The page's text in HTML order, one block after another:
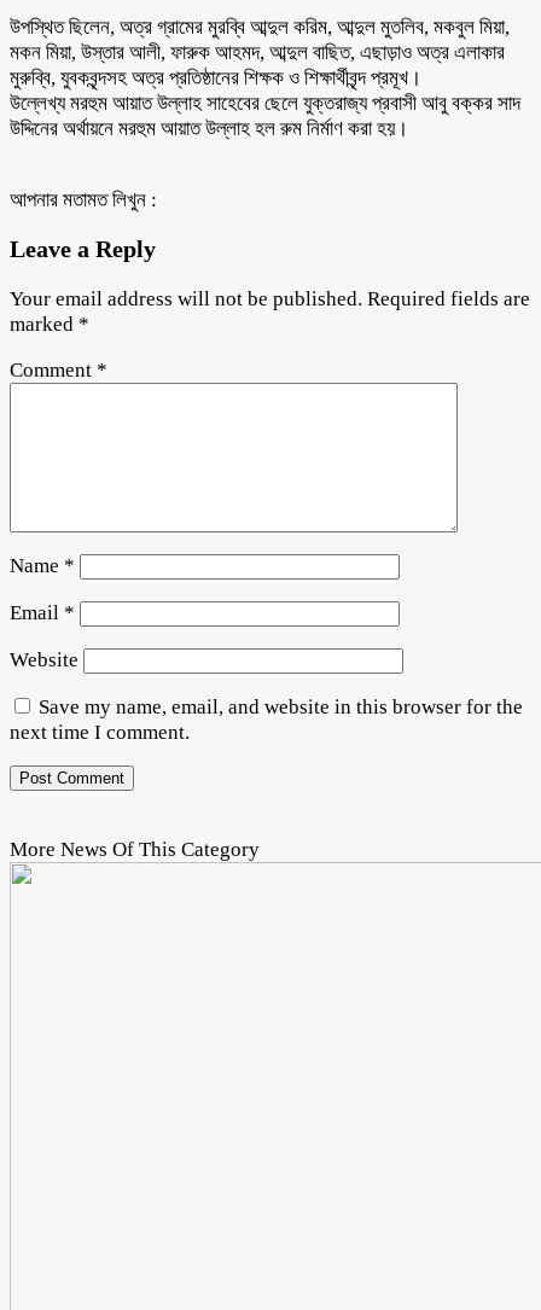
উপস্থিত ছিলেন, অত্র গ্রামের মুরব্বি আব্দুল করিম, আব্দুল মুতলিব, মকবুল মিয়া,
মকন মিয়া, উস্তার আলী, ফারুক আহমদ, আব্দুল বাছিত, এছাড়াও অত্র এলাকার
মুরুব্বি, যুবকবৃন্দসহ অত্র প্রতিষ্ঠানের শিক্ষক ও শিক্ষার্থীবৃন্দ প্রমূখ।
উল্লেখ্য মরহুম আয়াত উল্লাহ সাহেবের ছেলে যুক্তরাজ্য প্রবাসী আবু বক্কর সাদ
উদ্দিনের অর্থায়নে মরহুম আয়াত উল্লাহ হল রুম নির্মাণ করা হয়।
আপনার মতামত লিখুন :
Leave a Reply
Your email address will not be published. Required fields are
marked *
Comment *
Name *
Email *
Website
Save my name, email, and website in this browser for the
next time I comment.
More News Of This Category